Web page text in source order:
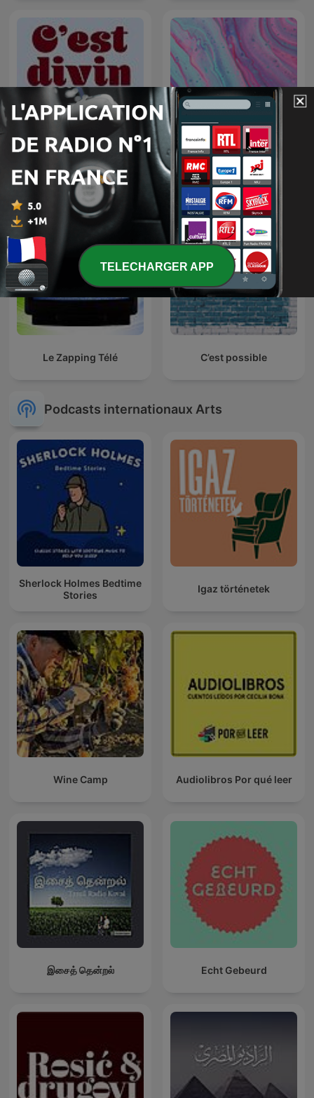
C’EST DIVIN Música de SPOTIFY
Le Zapping Télé C’est possible
Podcasts internationaux Arts
Sherlock Holmes Bedtime
Stories
Igaz történetek
Wine Camp Audiolibros Por qué leer
இசைத் தென்றல் Echt Gebeurd
TELECHARGER APP